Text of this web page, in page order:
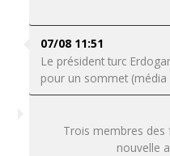
07/08 11:51
Le président turc
pour un sommet (média
Trois membres des
nouvelle